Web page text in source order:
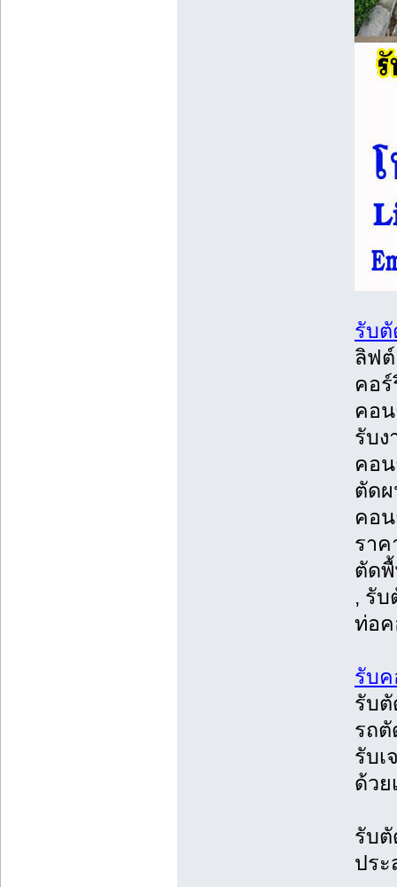
รับ
ลิฟต์
คอร์
คอน
รับง
คอน
ตัดผ
คอ
รา
ตัด
, รับ
ท่อ
รับ
รับตั
รถ
รับ
ด้วย
รับ
ปร